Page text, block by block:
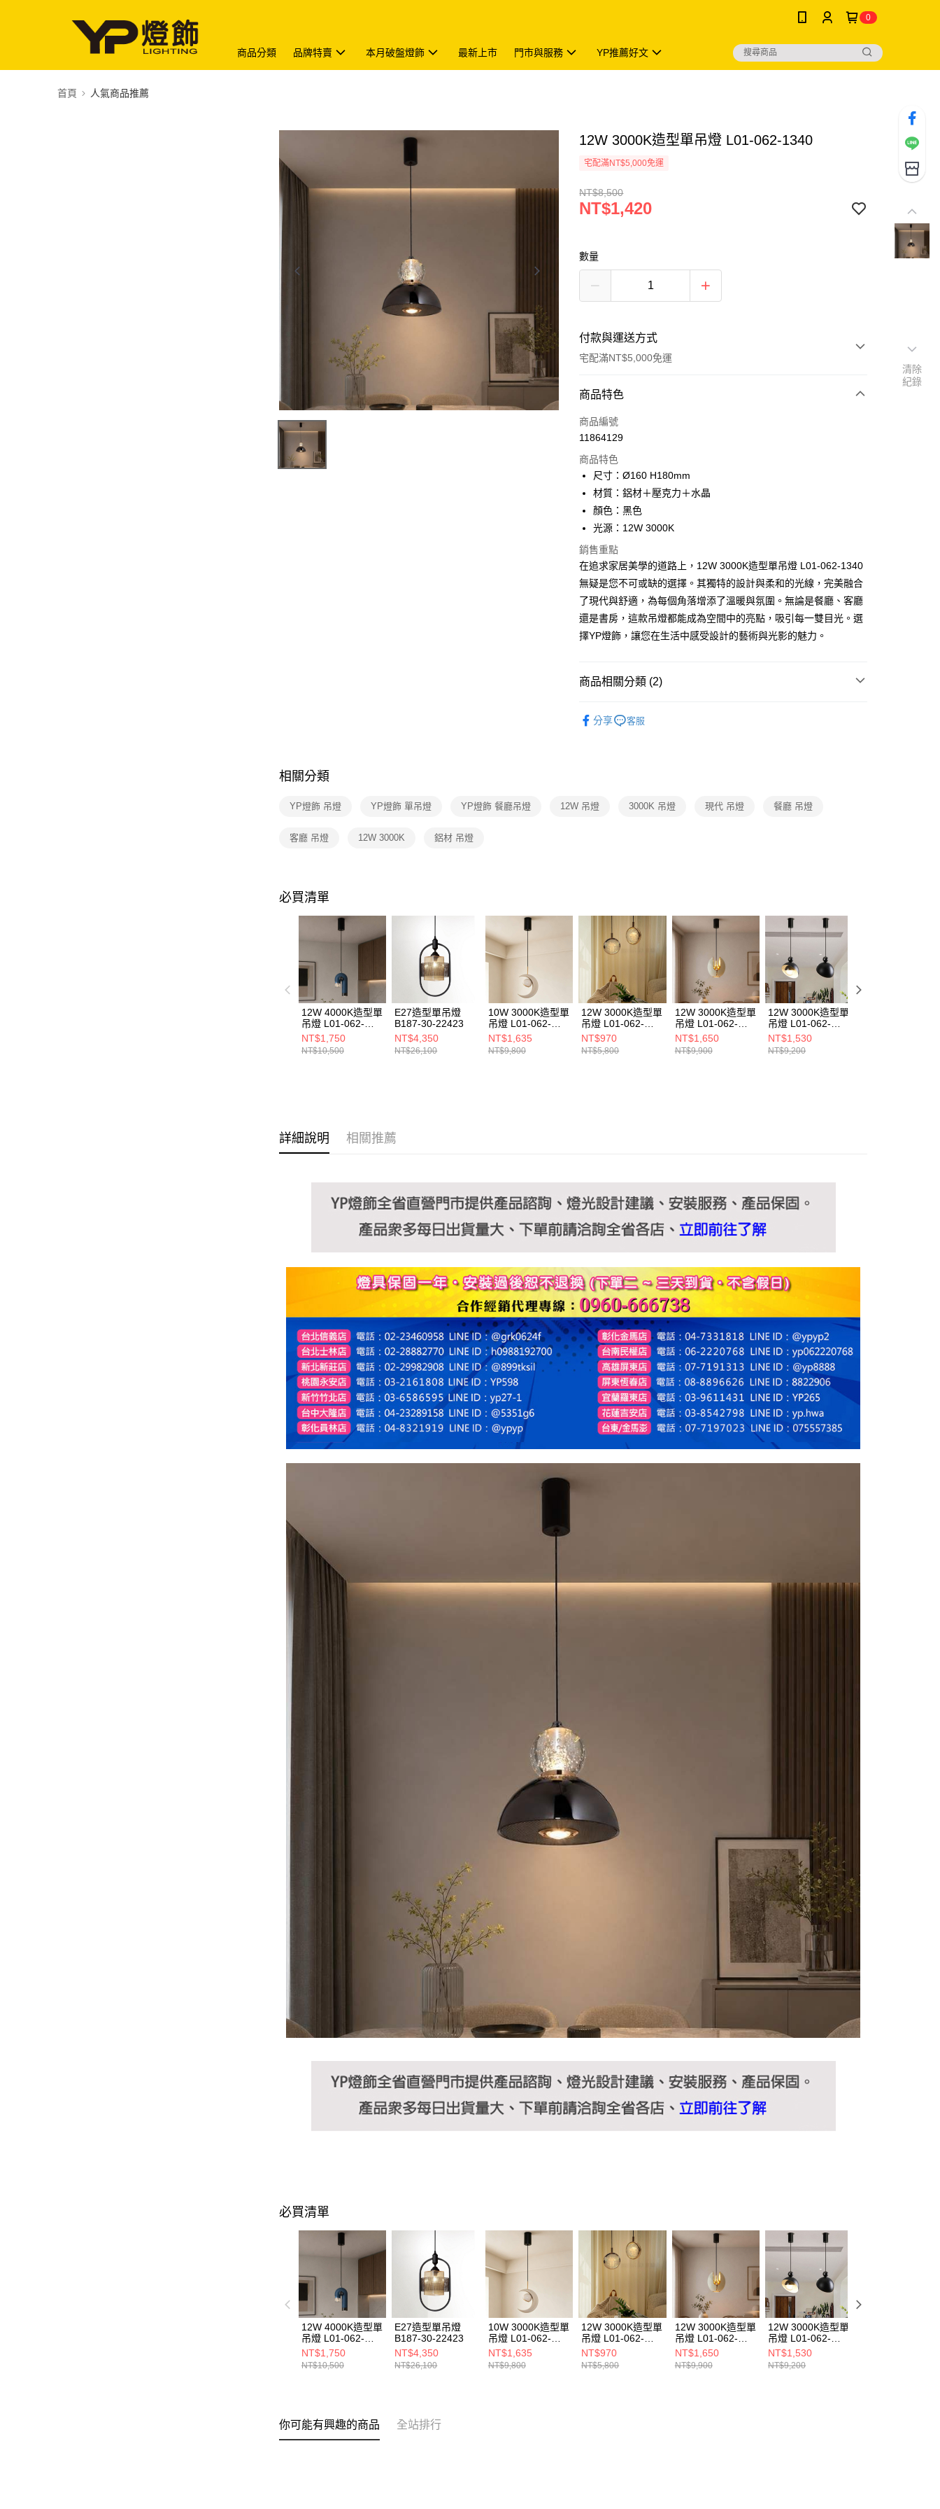
0
商品分類 品牌特賣 本月破盤燈飾 最新上市 門市與服務 YP推薦好文
首頁 人氣商品推薦
12W 3000K造型單吊燈 L01-062-1340
宅配滿NT$5,000免運
NT$8,500
NT$1,420
數量
付款與運送方式
宅配滿NT$5,000免運
付款方式
信用卡一次付款
Apple Pay
街口支付
悠遊付
Google Pay
AFTEE先享後付
相關說明
【關於「AFTEE先享後付」】
AFTEE先享後付是「在收到商品之後才付款」的支付方式。 讓您購物簡單
２．便利：只要手機號碼，簡訊認證，即可結帳。
【「AFTEE先享後付」結帳流程】
絡購買商品的店家。未經商家同意取消之訂單仍視為有效，需透過AFTEE
求債權轉讓予恩沛科技股份有限公司。
２．關於個人資料處理事宜，請瀏覽以下網址：
https://aftee.tw/terms/#terms3
３．未成年的使用者請事先徵得法定代理人或監護人之同意方可使用
「AFTEE先享後付」，若未經同意申辦者引起之損失，本公司不負相關責
４．使用「AFTEE先享後付」時，將依據個別帳號之用戶狀況，依本公司
即時審查核予不同之上限額度；若仍有額度不足之情形，本公司將視審查
結果請求用戶進行身份認證。
５．嚴禁一人註冊多個帳號或使用他人資訊註冊。若發現惡意使用之情
形，恩沛科技股份有限公司將有權停止該用戶之使用額度並採取法律行
ATM付款
運送方式
新竹貨運宅配
商品特色
商品編號
11864129
商品特色
尺寸：Ø160 H180mm
材質：鋁材＋壓克力＋水晶
顏色：黑色
光源：12W 3000K
銷售重點
在追求家居美學的道路上，12W 3000K造型單吊燈 L01-062-1340
無疑是您不可或缺的選擇。其獨特的設計與柔和的光線，完美融合
了現代與舒適，為每個角落增添了溫暖與氛圍。無論是餐廳、客廳
還是書房，這款吊燈都能成為空間中的亮點，吸引每一雙目光。選
擇YP燈飾，讓您在生活中感受設計的藝術與光影的魅力。
商品相關分類 (2)
分享 客服
相關分類
YP燈飾 吊燈 YP燈飾 單吊燈 YP燈飾 餐廳吊燈 12W 吊燈 3000K 吊燈 現代 吊燈 餐廳 吊燈
客廳 吊燈 12W 3000K 鋁材 吊燈
必買清單
12W 4000K造型單
吊燈 L01-062-
1320
NT$1,750
NT$10,500
E27造型單吊燈
B187-30-22423
NT$4,350
NT$26,100
10W 3000K造型單
吊燈 L01-062-
1335
NT$1,635
NT$9,800
12W 3000K造型單
吊燈 L01-062-
1327
NT$970
NT$5,800
12W 3000K造型單
吊燈 L01-062-
1326
NT$1,650
NT$9,900
12W 3000K造型單
吊燈 L01-062-
1323
NT$1,530
NT$9,200
詳細說明 相關推薦
必買清單
12W 4000K造型單
吊燈 L01-062-
1320
NT$1,750
NT$10,500
E27造型單吊燈
B187-30-22423
NT$4,350
NT$26,100
10W 3000K造型單
吊燈 L01-062-
1335
NT$1,635
NT$9,800
12W 3000K造型單
吊燈 L01-062-
1327
NT$970
NT$5,800
12W 3000K造型單
吊燈 L01-062-
1326
NT$1,650
NT$9,900
12W 3000K造型單
吊燈 L01-062-
1323
NT$1,530
NT$9,200
你可能有興趣的商品 全站排行
清除
紀錄